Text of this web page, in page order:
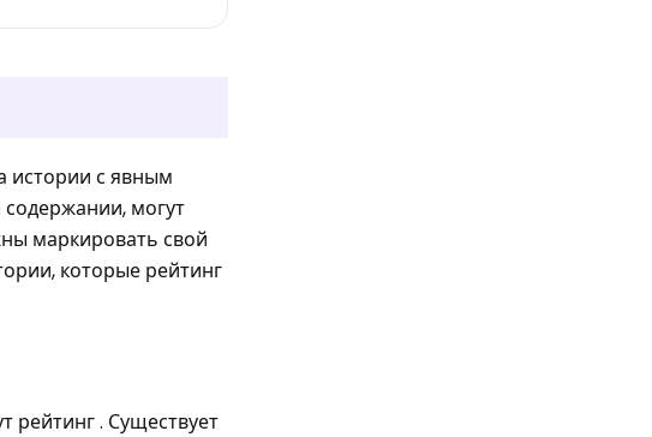
истории с явным
могут
маркировать свой
которые рейтинг
. Существует